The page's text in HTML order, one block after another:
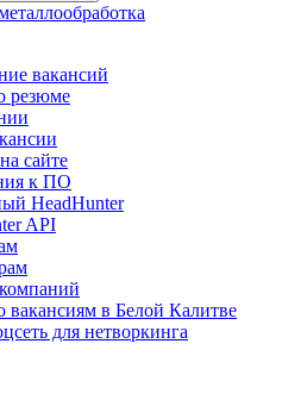
вакансий
резюме
сайте
к ПО
HeadHunter
API
вакансиям в Белой Калитве
для нетворкинга